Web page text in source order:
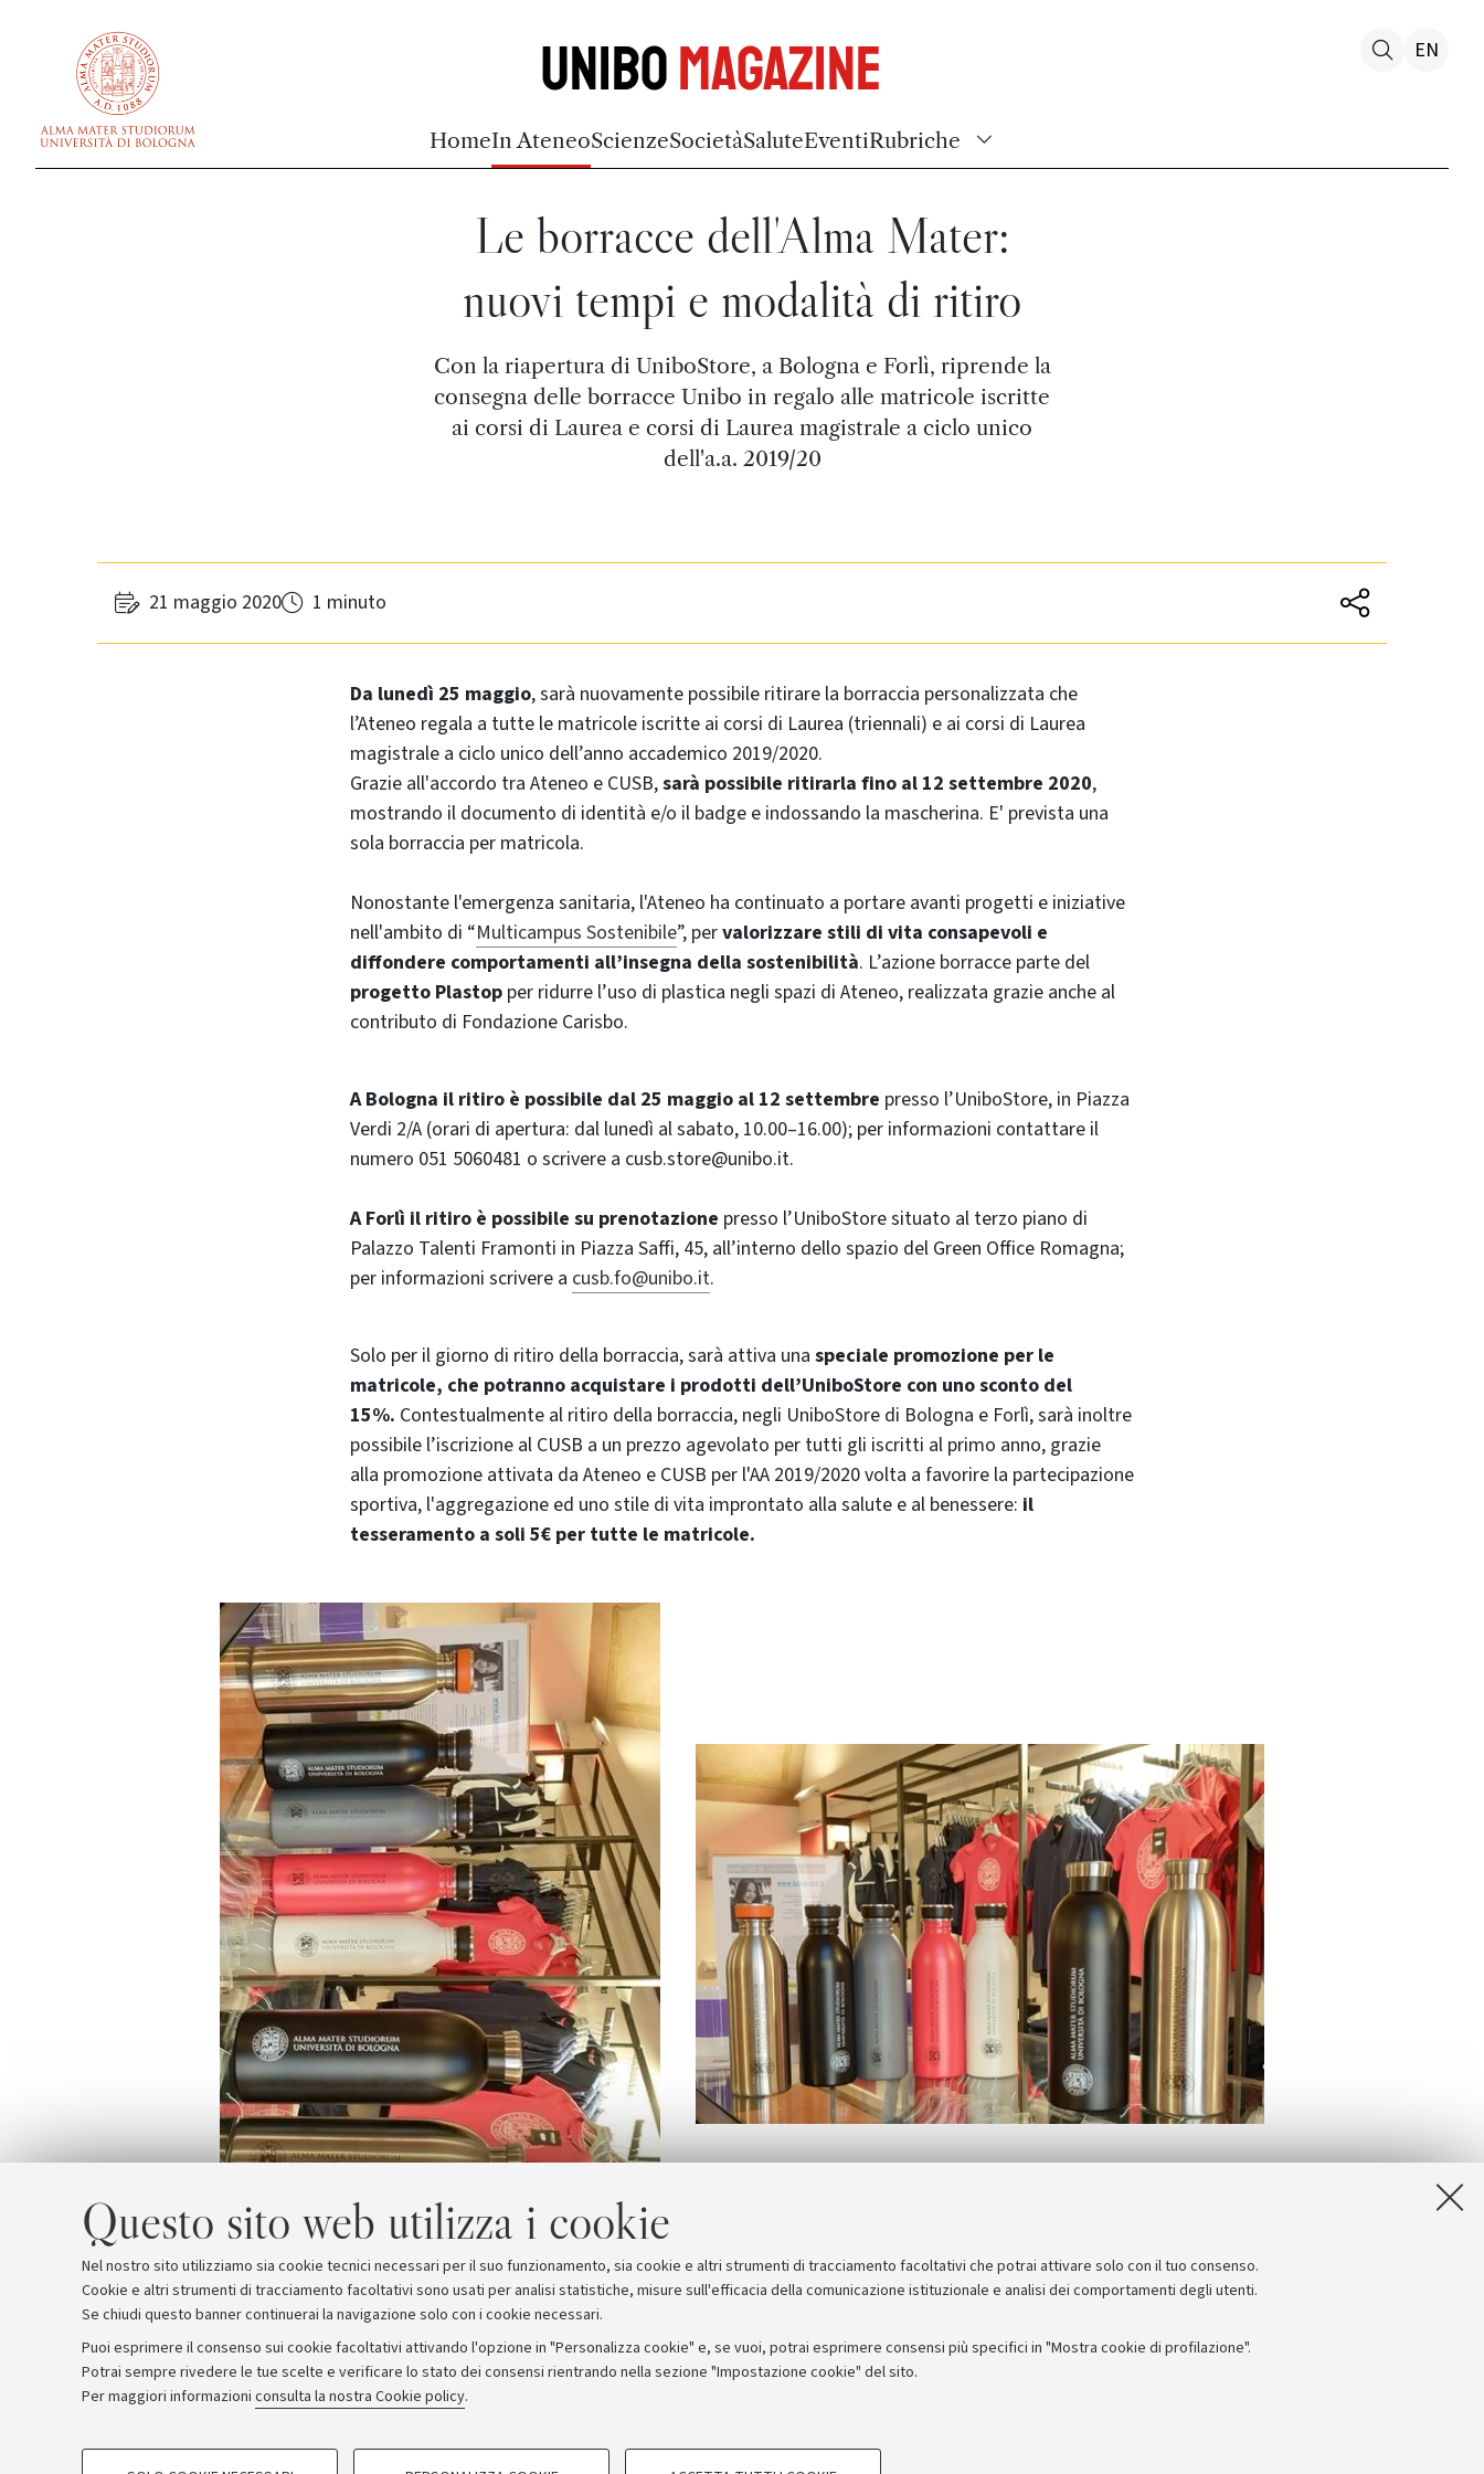
Questo sito web utilizza i cookie
Nel nostro sito utilizziamo sia cookie tecnici necessari per il suo funzionamento, sia cookie e altri strumenti di tracciamento facoltativi che potrai attivare solo con il tuo consenso.
Cookie e altri strumenti di tracciamento facoltativi sono usati per analisi statistiche, misure sull'efficacia della comunicazione istituzionale e analisi dei comportamenti degli utenti.
Se chiudi questo banner continuerai la navigazione solo con i cookie necessari.
Puoi esprimere il consenso sui cookie facoltativi attivando l'opzione in "Personalizza cookie" e, se vuoi, potrai esprimere consensi più specifici in "Mostra cookie di profilazione".
Potrai sempre rivedere le tue scelte e verificare lo stato dei consensi rientrando nella sezione "Impostazione cookie" del sito.
Per maggiori informazioni consulta la nostra Cookie policy.
COOKIE DI PROFILAZIONE - FACOLTATIVI COOKIE TECNICI - NECESSARI
UniboMagazine
HomeIn AteneoScienzeSocietàSaluteEventiRubriche
EN
Le borracce dell'Alma Mater:
nuovi tempi e modalità di ritiro
Con la riapertura di UniboStore, a Bologna e Forlì, riprende la
consegna delle borracce Unibo in regalo alle matricole iscritte
ai corsi di Laurea e corsi di Laurea magistrale a ciclo unico
dell'a.a. 2019/20
21 maggio 2020 1 minuto
Da lunedì 25 maggio, sarà nuovamente possibile ritirare la borraccia personalizzata che
l’Ateneo regala a tutte le matricole iscritte ai corsi di Laurea (triennali) e ai corsi di Laurea
magistrale a ciclo unico dell’anno accademico 2019/2020.
Grazie all'accordo tra Ateneo e CUSB,sarà possibile ritirarla fino al 12 settembre 2020,
mostrando il documento di identità e/o il badge e indossando la mascherina. E' prevista una
sola borraccia per matricola.
Nonostante l'emergenza sanitaria, l'Ateneo ha continuato a portare avanti progetti e iniziative
nell'ambito di “Multicampus Sostenibile”, pervalorizzare stili di vita consapevoli e
diffondere comportamenti all’insegna della sostenibilità. L’azione borracce parte del
progetto Plastop per ridurre l’uso di plastica negli spazi di Ateneo, realizzata grazie anche al
contributo di Fondazione Carisbo.
A Bologna il ritiro è possibile dal 25 maggio al 12 settembre presso l’UniboStore, in Piazza
Verdi 2/A (orari di apertura: dal lunedì al sabato, 10.00–16.00); per informazioni contattare il
numero 051 5060481 o scrivere a cusb.store@unibo.it.
A Forlì il ritiro è possibile su prenotazione presso l’UniboStore situato al terzo piano di
Palazzo Talenti Framonti in Piazza Saffi, 45, all’interno dello spazio del Green Office Romagna;
per informazioni scrivere a cusb.fo@unibo.it.
Solo per il giorno di ritiro della borraccia, sarà attiva una speciale promozione per le
matricole, che potranno acquistare i prodotti dell’UniboStore con uno sconto del
15%. Contestualmente al ritiro della borraccia, negli UniboStore di Bologna e Forlì, sarà inoltre
possibile l’iscrizione al CUSB a un prezzo agevolato per tutti gli iscritti al primo anno, grazie
alla promozione attivata da Ateneo e CUSB per l'AA 2019/2020 volta a favorire la partecipazione
sportiva, l'aggregazione ed uno stile di vita improntato alla salute e al benessere: il
tesseramento a soli 5€ per tutte le matricole.
Archivio Comunicati stampa Redazione Rassegna stampa
© Copyright 2026 - ALMA MATER STUDIORUM - Università di Bologna - Via Zamboni, 33 - 40126 Bologna - PI: 01131710376 - CF: 80007010376